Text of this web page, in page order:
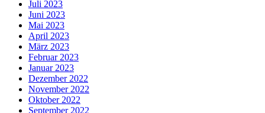
Juli 2023
Juni 2023
Mai 2023
April 2023
März 2023
Februar 2023
Januar 2023
Dezember 2022
November 2022
Oktober 2022
September 2022